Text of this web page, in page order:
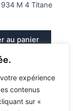
expérience
contenus
sur «
934 M 4 Titane
au panier
Remise sur quantité )